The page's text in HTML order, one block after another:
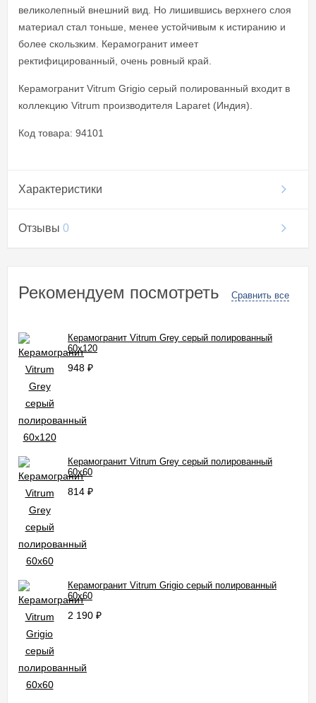
великолепный внешний вид. Но лишившись верхнего слоя
материал стал тоньше, менее устойчивым к истиранию и
более скользким. Керамогранит имеет
ректифицированный, очень ровный край.
Керамогранит Vitrum Grigio серый полированный входит в
коллекцию Vitrum производителя Laparet (Индия).
Код товара: 94101
Характеристики
Отзывы 0
Рекомендуем посмотреть Сравнить все
Керамогранит Vitrum Grey серый полированный
60x120
948 ₽
Керамогранит Vitrum Grey серый полированный
60x60
814 ₽
Керамогранит Vitrum Grigio серый полированный
60x60
2 190 ₽